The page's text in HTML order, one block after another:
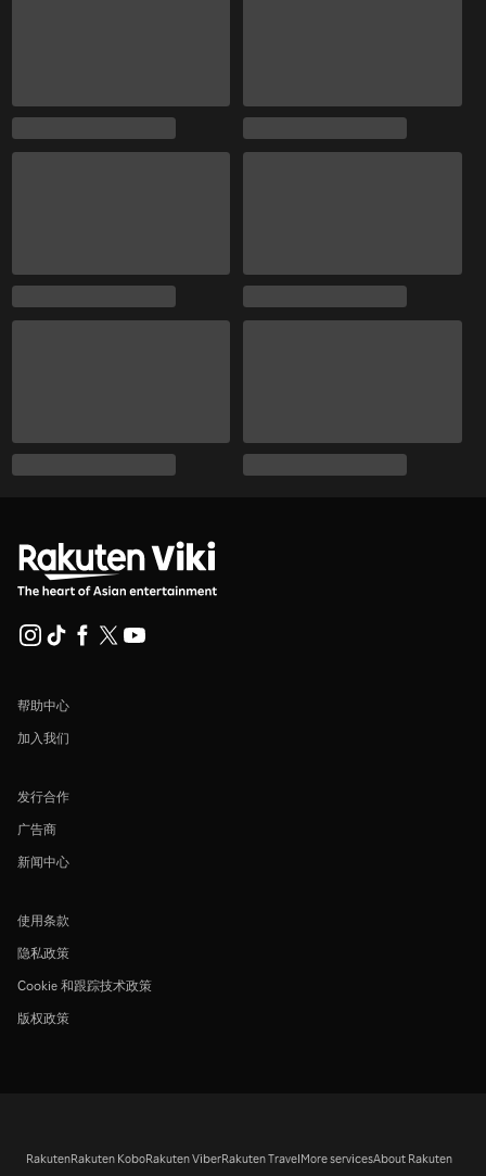
帮助中心
加入我们
发行合作
广告商
新闻中心
使用条款
隐私政策
Cookie 和跟踪技术政策
版权政策
RakutenRakuten KoboRakuten ViberRakuten TravelMore servicesAbout Rakuten